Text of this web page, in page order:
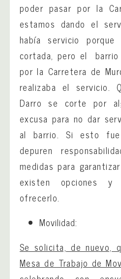
poder pasar por la
estamos dando el
había servicio
cortada, pero el
por la Carretera de
realizaba el servicio.
Darro se corte por
excusa para no dar
al barrio. Si esto
depuren
medidas para
existen opciones y
ofrecerlo.
Movilidad:
Se solicita, de nuevo,
Mesa de Trabajo de